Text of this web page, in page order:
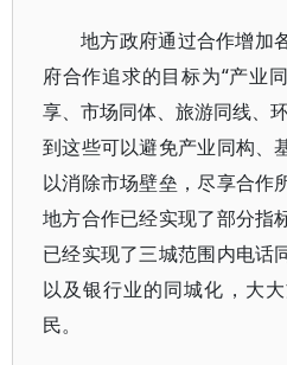
地方政府通过合作增加
府合作追求的目标为“产业
享、市场同体、旅游同线、
到这些可以避免产业同构、
以消除市场壁垒，尽享合作
地方合作已经实现了部分指
已经实现了三城范围内电话
以及银行业的同城化，大
民。